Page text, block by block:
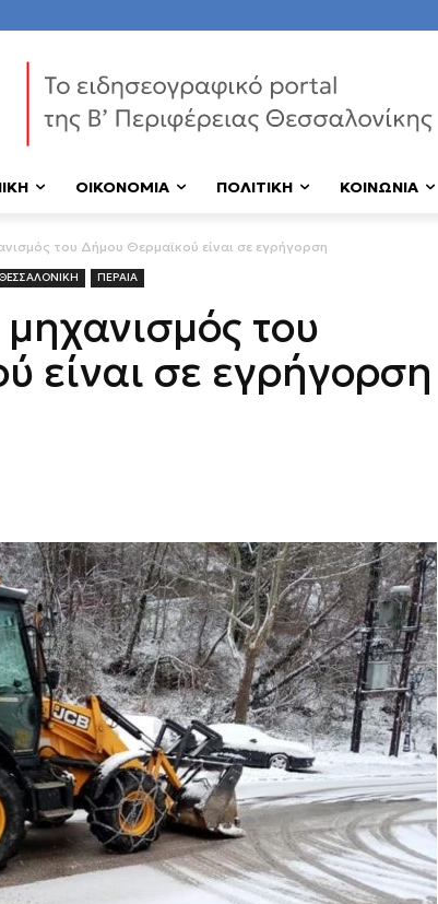
ΟΙΚΟΝΟΜΙΑ ΠΟΛΙΤΙΚΗ ΚΟΙΝΩΝΙΑ
του Δήμου Θερμαϊκού είναι σε εγρήγορση
ΠΕΡΑΙΑ
του
είναι σε εγρήγορση